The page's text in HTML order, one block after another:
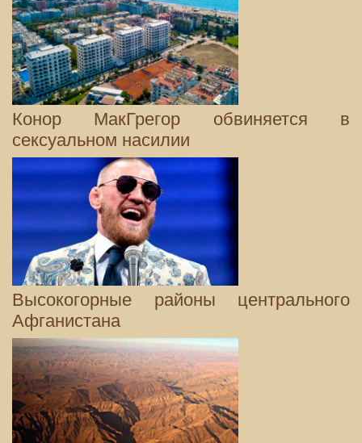
Конор МакГрегор обвиняется в
сексуальном насилии
Высокогорные районы центрального
Афганистана